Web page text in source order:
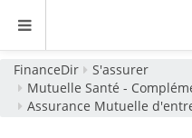
FinanceDir
S'assurer
Mutuelle Santé -
Assurance Mutuelle